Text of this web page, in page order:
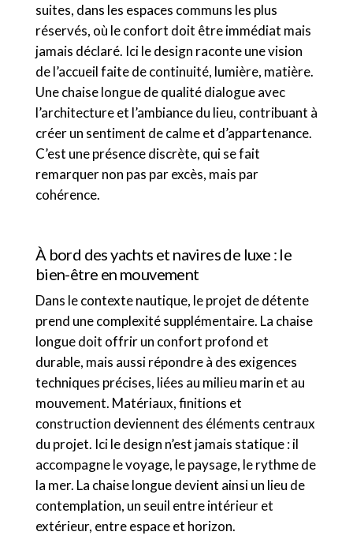
suites, dans les espaces communs les plus
réservés, où le confort doit être immédiat mais
jamais déclaré. Ici le design raconte une vision
de l’accueil faite de continuité, lumière, matière.
Une chaise longue de qualité dialogue avec
l’architecture et l’ambiance du lieu, contribuant à
créer un sentiment de calme et d’appartenance.
C’est une présence discrète, qui se fait
remarquer non pas par excès, mais par
cohérence.
À bord des yachts et navires de luxe : le
bien-être en mouvement
Dans le contexte nautique, le projet de détente
prend une complexité supplémentaire. La chaise
longue doit offrir un confort profond et
durable, mais aussi répondre à des exigences
techniques précises, liées au milieu marin et au
mouvement. Matériaux, finitions et
construction deviennent des éléments centraux
du projet. Ici le design n’est jamais statique : il
accompagne le voyage, le paysage, le rythme de
la mer. La chaise longue devient ainsi un lieu de
contemplation, un seuil entre intérieur et
extérieur, entre espace et horizon.